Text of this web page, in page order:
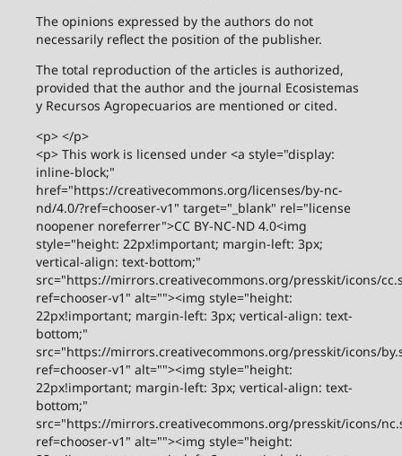
The opinions expressed by the authors do not
necessarily reflect the position of the publisher.
The total reproduction of the articles is authorized,
provided that the author and the journal Ecosistemas
y Recursos Agropecuarios are mentioned or cited.
<p> </p>
<p> This work is licensed under <a style="display:
inline-block;"
href="https://creativecommons.org/licenses/by-nc-
nd/4.0/?ref=chooser-v1" target="_blank" rel="license
noopener noreferrer">CC BY-NC-ND 4.0<img
style="height: 22px!important; margin-left: 3px;
vertical-align: text-bottom;"
src="https://mirrors.creativecommons.org/presskit/icons/
ref=chooser-v1" alt=""><img style="height:
22px!important; margin-left: 3px; vertical-align: text-
bottom;"
src="https://mirrors.creativecommons.org/presskit/icons/
ref=chooser-v1" alt=""><img style="height:
22px!important; margin-left: 3px; vertical-align: text-
bottom;"
src="https://mirrors.creativecommons.org/presskit/icons/
ref=chooser-v1" alt=""><img style="height: